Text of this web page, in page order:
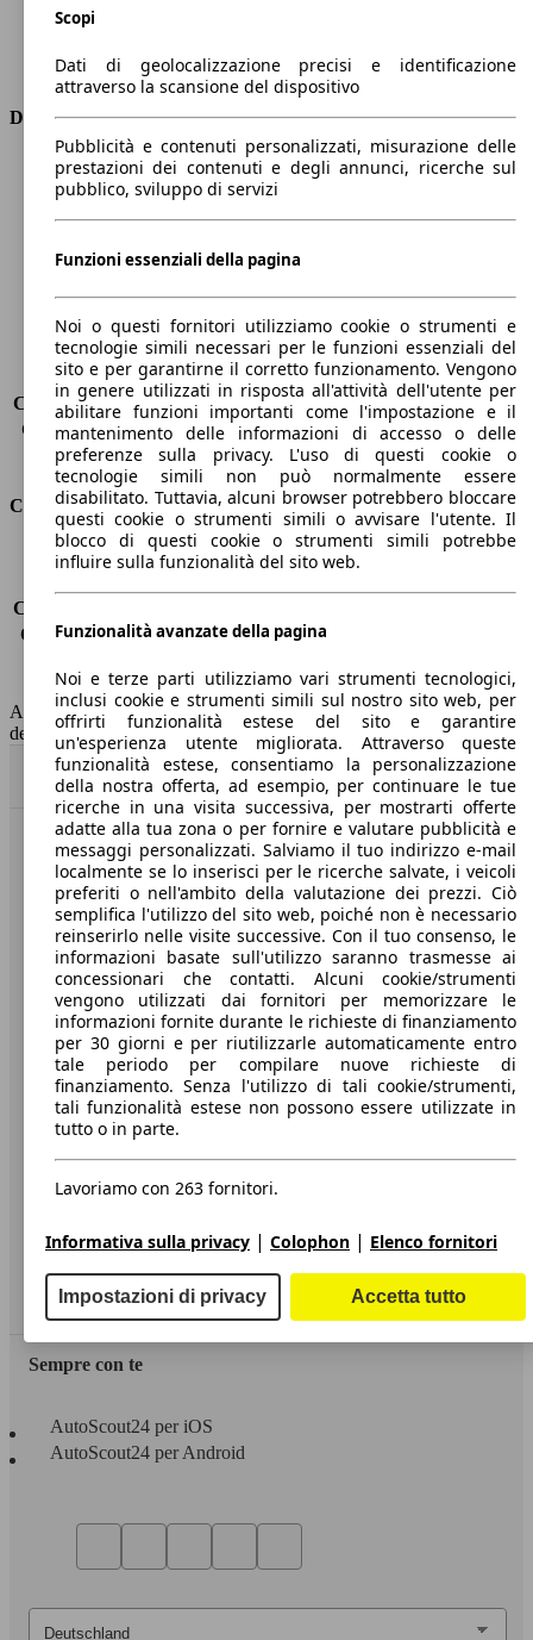
Cilindri
Tipo di trazione
Integrale
Dimensioni
Lunghezza
4780 mm
Altezza
1400 mm
Larghezza
1870 mm
Peso massimo
-
Carico massimo
-
Porte
5
Sedili
5
Carico sul tetto
-
Capacità di traino (senza freni) -
Capacità di traino (con freni)
1900 kg
Volume del bagagliaio
505 - 1510 l
Consumi
Emissioni di CO2*
208 g/km (komb.)
Consumo (extra-urbano)
Consumo (combinato)* 8.8 l/100km
Capacità del serbatoio
58 l
AutoScout24 non si assume alcuna responsabilità per la correttezza
dei dati.
Torna su
Benvenuti su AutoScout24, il mercato auto europeo.
Società
A proposito di AutoScout24
Stampa
Media
Condizioni generali
Informazioni
Area rivenditori
Sempre con te
AutoScout24 per iOS
AutoScout24 per Android
Scopi
Dati di geolocalizzazione precisi e identificazione
attraverso la scansione del dispositivo
Pubblicità e contenuti personalizzati, misurazione delle
prestazioni dei contenuti e degli annunci, ricerche sul
pubblico, sviluppo di servizi
Funzioni essenziali della pagina
Noi o questi fornitori utilizziamo cookie o strumenti e
tecnologie simili necessari per le funzioni essenziali del
sito e per garantirne il corretto funzionamento. Vengono
in genere utilizzati in risposta all'attività dell'utente per
abilitare funzioni importanti come l'impostazione e il
mantenimento delle informazioni di accesso o delle
preferenze sulla privacy. L'uso di questi cookie o
tecnologie simili non può normalmente essere
disabilitato. Tuttavia, alcuni browser potrebbero bloccare
questi cookie o strumenti simili o avvisare l'utente. Il
blocco di questi cookie o strumenti simili potrebbe
influire sulla funzionalità del sito web.
Funzionalità avanzate della pagina
Noi e terze parti utilizziamo vari strumenti tecnologici,
inclusi cookie e strumenti simili sul nostro sito web, per
offrirti funzionalità estese del sito e garantire
un'esperienza utente migliorata. Attraverso queste
funzionalità estese, consentiamo la personalizzazione
della nostra offerta, ad esempio, per continuare le tue
ricerche in una visita successiva, per mostrarti offerte
adatte alla tua zona o per fornire e valutare pubblicità e
messaggi personalizzati. Salviamo il tuo indirizzo e-mail
localmente se lo inserisci per le ricerche salvate, i veicoli
preferiti o nell'ambito della valutazione dei prezzi. Ciò
semplifica l'utilizzo del sito web, poiché non è necessario
reinserirlo nelle visite successive. Con il tuo consenso, le
informazioni basate sull'utilizzo saranno trasmesse ai
concessionari che contatti. Alcuni cookie/strumenti
vengono utilizzati dai fornitori per memorizzare le
informazioni fornite durante le richieste di finanziamento
per 30 giorni e per riutilizzarle automaticamente entro
tale periodo per compilare nuove richieste di
finanziamento. Senza l'utilizzo di tali cookie/strumenti,
tali funzionalità estese non possono essere utilizzate in
tutto o in parte.
Lavoriamo con 263 fornitori.
Informativa sulla privacy | Colophon | Elenco fornitori
Impostazioni di privacy Accetta tutto